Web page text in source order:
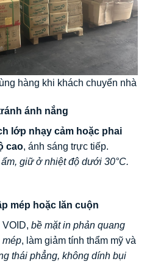
hàng khi khách chuyển nhà
ánh nắng
lớp nhạy cảm hoặc phai
cao, ánh sáng trực tiếp.
giữ ở nhiệt độ dưới 30°C.
mép hoặc lăn cuộn
bề mặt in phản quang
mép, làm giảm tính thẩm mỹ và
thái phẳng, không dính bụi